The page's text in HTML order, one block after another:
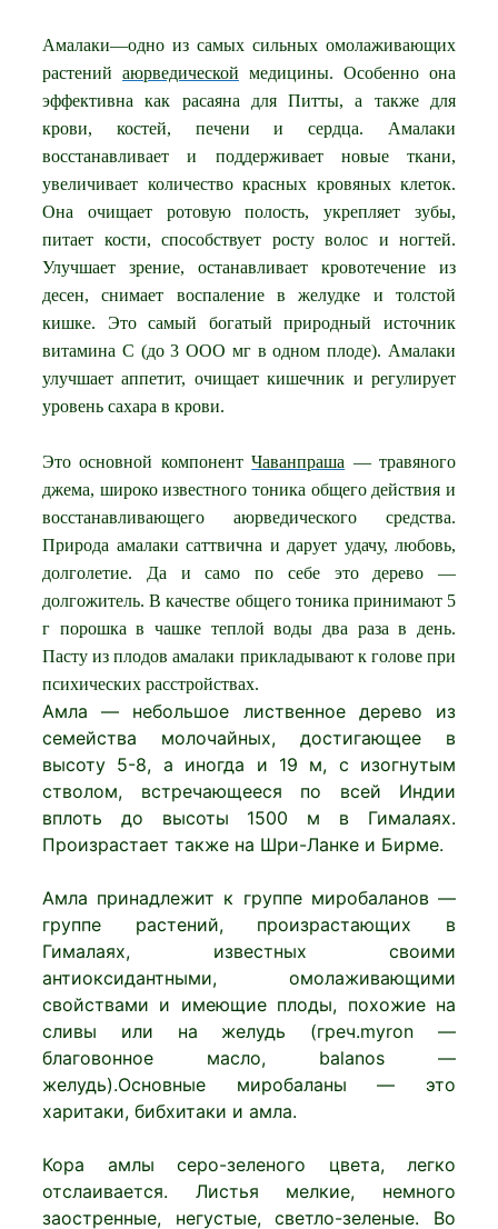
Амалаки—одно из самых сильных омолаживающих
растений аюрведической медицины. Особенно она
эффективна как расаяна для Питты, а также для
крови, костей, печени и сердца. Амалаки
восстанавливает и поддерживает новые ткани,
увеличивает количество красных кровяных клеток.
Она очищает ротовую полость, укрепляет зубы,
питает кости, способствует росту волос и ногтей.
Улучшает зрение, останавливает кровотечение из
десен, снимает воспаление в желудке и толстой
кишке. Это самый богатый природный источник
витамина С (до 3 ООО мг в одном плоде). Амалаки
улучшает аппетит, очищает кишечник и регулирует
уровень сахара в крови.
Это основной компонентЧаванпраша — травяного
джема, широко известного тоника общего действия и
восстанавливающего аюрведического средства.
Природа амалаки саттвична и дарует удачу, любовь,
долголетие. Да и само по себе это дерево —
долгожитель. В качестве общего тоника принимают 5
г порошка в чашке теплой воды два раза в день.
Пасту из плодов амалаки прикладывают к голове при
психических расстройствах.
Амла — небольшое лиственное дерево из
семейства молочайных, достигающее в
высоту 5-8, а иногда и 19 м, с изогнутым
стволом, встречающееся по всей Индии
вплоть до высоты 1500 м в Гималаях.
Произрастает также на Шри-Ланке и Бирме.
Амла принадлежит к группе миробаланов —
группе растений, произрастающих в
Гималаях, известных своими
антиоксидантными, омолаживающими
свойствами и имеющие плоды, похожие на
сливы или на желудь (греч.myron —
благовонное масло, balanos —
желудь).Основные миробаланы — это
харитаки, бибхитаки и амла.
Кора амлы серо-зеленого цвета, легко
отслаивается. Листья мелкие, немного
заостренные, негустые, светло-зеленые. Во